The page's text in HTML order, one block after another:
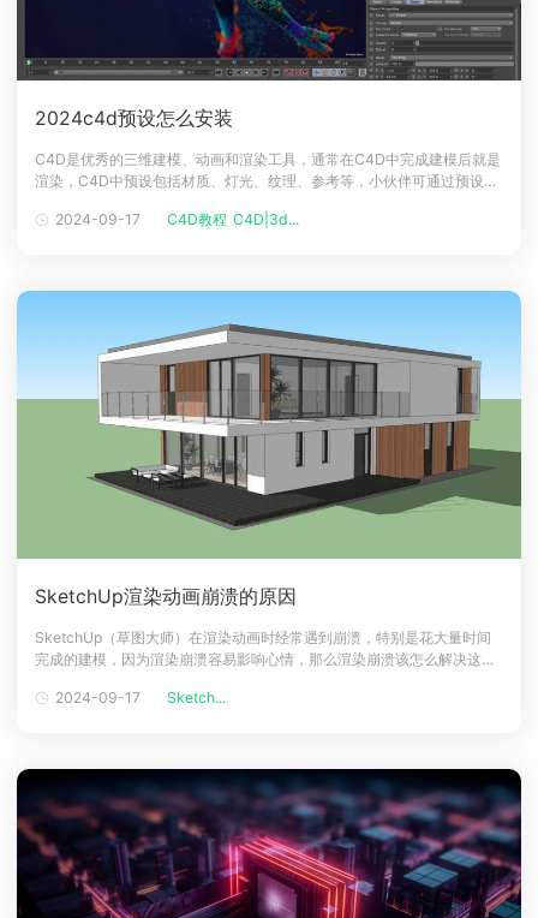
2024c4d预设怎么安装
C4D是优秀的三维建模、动画和渲染工具，通常在C4D中完成建模后就是
渲染，C4D中预设包括材质、灯光、纹理、参考等，小伙伴可通过预设功
中的具体应用把！2024c4d预设安装方法1、下载好的需要安装到C4D的
2024-09-17 C4D教程 C4D|3d...
SketchUp渲染动画崩溃的原因
SketchUp（草图大师）在渲染动画时经常遇到崩溃，特别是花大量时间
完成的建模，因为渲染崩溃容易影响心情，那么渲染崩溃该怎么解决这种
资源不足渲染动画需庞大的计算和存储资源，超出计算机的承载能力。即
2024-09-17 Sketch...